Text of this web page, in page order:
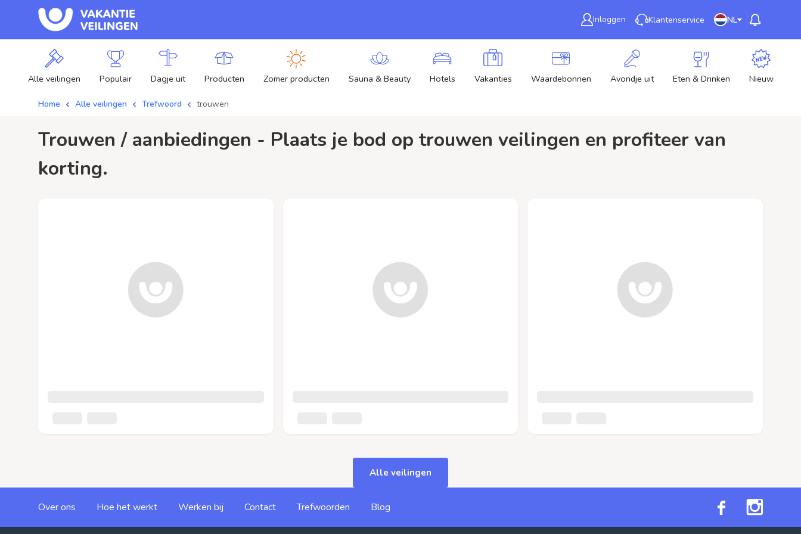
Inloggen Klantenservice NL
Alle veilingen Populair Dagje uit Producten Zomer producten Sauna & Beauty Hotels Vakanties Waardebonnen Avondje uit Eten & Drinken Nieuw
Home Alle veilingen Trefwoord trouwen
trouwen / aanbiedingen - Plaats je bod op trouwen veilingen en profiteer van
korting.
Alle veilingen
Over ons Hoe het werkt Werken bij Contact Trefwoorden Blog